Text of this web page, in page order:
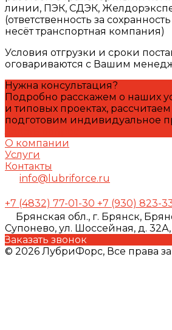
линии, ПЭК, СДЭК,
(ответственность за сохранность
несёт транспортная компания)
Условия отгрузки и сроки
оговариваются с Вашим
Нужна консультация?
Подробно расскажем о наших
и типовых проектах,
подготовим индивидуальное
О компании
Услуги
Контакты
info@lubriforce.ru
+7 (4832) 77-01-30 +7 (930) 823-
Брянская обл., г. Брянск,
Супонево, ул. Шоссейная, д. 32А,
Заказать звонок
© 2026 ЛубриФорс, Все права